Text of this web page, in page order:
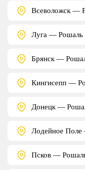
Всеволожск —
Луга — Рошаль
Брянск —
Кингисепп —
Донецк —
Лодейное
Псков —